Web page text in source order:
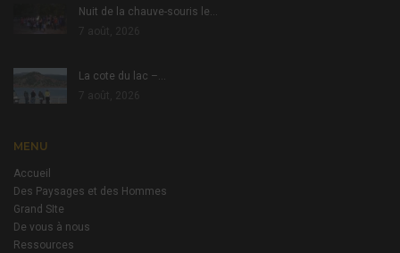
Nuit de la chauve-souris le…
La cote du lac –…
MENU
Accueil
Des Paysages et des Hommes
Grand SIte
De vous à nous
Ressources